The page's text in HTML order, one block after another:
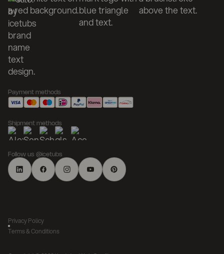
Payment methods
Shipment methods
Follow us @icetubs
Privacy Policy
Terms & Conditions